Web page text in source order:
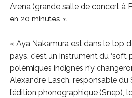
Arena (grande salle de concert à
en 20 minutes ».
« Aya Nakamura est dans le top
pays, c’est un instrument du ‘soft
polémiques indignes n’y
Alexandre Lasch, responsable
l’édition phonographique (Snep),